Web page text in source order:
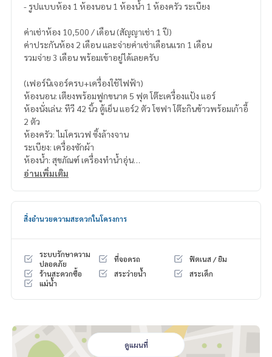
- รูปแบบห้อง 1 ห้องนอน 1 ห้องน้ำ 1 ห้องครัว ระเบียง
ค่าเช่าห้อง 10,500 / เดือน (สัญญาเช่า 1 ปี)
ค่าประกันห้อง 2 เดือน และจ่ายค่าเช่าเดือนแรก 1 เดือน
รวมจ่าย 3 เดือน พร้อมเข้าอยู่ได้เลยครับ
(เฟอร์นิเจอร์ครบ+เครื่องใช้ไฟฟ้า)
ห้องนอน: เตียงพร้อมฟูกขนาด 5 ฟุต โต๊ะเครื่องแป้ง แอร์
ห้องนั่งเล่น: ทีวี 42 นิ้ว ตู้เย็น แอร์2 ตัว โซฟา โต๊ะกินข้าวพร้อมเก้าอี้
2 ตัว
ห้องครัว: ไมโครเวฟ ซิ้งล้างจาน
ระเบียง: เครื่องซักผ้า
ห้องน้ำ: สุขภัณฑ์ เครื่องทำน้ำอุ่น
ประตูดิจิตอล
อ่านเพิ่มเติม
สิ่งอำนวยความสะดวกในโครงการ
ระบบรักษาความ
ปลอดภัย
ที่จอดรถ
ฟิตเนส / ยิม
ร้านสะดวกซื้อ
สระว่ายน้ำ
สระเด็ก
แม่น้ำ
ดูแผนที่